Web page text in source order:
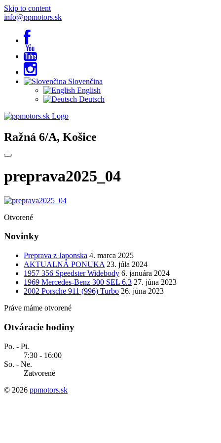
Skip to content
info@ppmotors.sk
Slovenčina
English
Deutsch
Ražná 6/A, Košice
preprava2025_04
Otvorené
Novinky
Preprava z Japonska 4. marca 2025
AKTUALNÁ PONUKA 23. júla 2024
1957 356 Speedster Widebody 6. januára 2024
1969 Mercedes-Benz 300 SEL 6.3 27. júna 2023
2002 Porsche 911 (996) Turbo 26. júna 2023
Práve máme otvorené
Otváracie hodiny
Po. - Pi.
7:30 - 16:00
So. - Ne.
Zatvorené
© 2026 ppmotors.sk